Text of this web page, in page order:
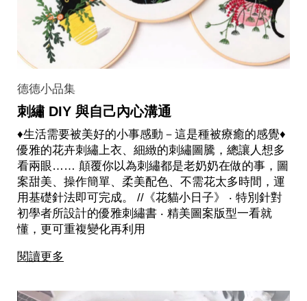
德德小品集
刺繡 DIY 與自己內心溝通
♦生活需要被美好的小事感動－這是種被療癒的感覺♦
優雅的花卉刺繡上衣、細緻的刺繡圖騰，總讓人想多
看兩眼…… 顛覆你以為刺繡都是老奶奶在做的事，圖
案甜美、操作簡單、柔美配色、不需花太多時間，運
用基礎針法即可完成。 //《花貓小日子》 ‧ 特別針對
初學者所設計的優雅刺繡書 ‧ 精美圖案版型一看就
懂，更可重複變化再利用
閱讀更多